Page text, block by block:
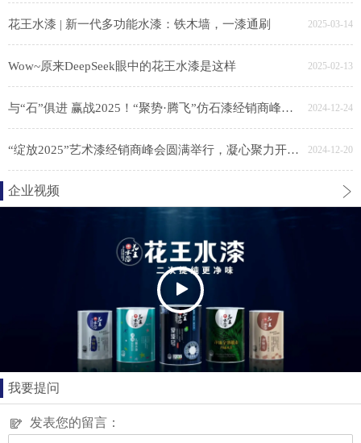
花王水漆 | 新一代多功能水漆：铁木墙，一漆通刷 2025-03-14
Wow~原来DeepSeek眼中的花王水漆是这样 2025-02-13
与“石”俱进 赢战2025！“聚势·腾飞”仿石漆经销商峰会胜利召开 2024-12-24
“绽放2025”艺术漆经销商峰会圆满举行，凝心聚力开新局 2024-12-20
企业视频
我要提问
发表您的留言：